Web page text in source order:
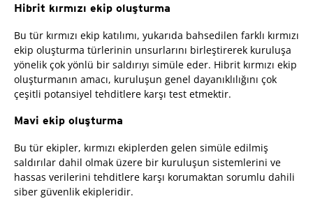
Hibrit kırmızı ekip oluşturma
Bu tür kırmızı ekip katılımı, yukarıda bahsedilen farklı kırmızı
ekip oluşturma türlerinin unsurlarını birleştirerek kuruluşa
yönelik çok yönlü bir saldırıyı simüle eder. Hibrit kırmızı ekip
oluşturmanın amacı, kuruluşun genel dayanıklılığını çok
çeşitli potansiyel tehditlere karşı test etmektir.
Mavi ekip oluşturma
Bu tür ekipler, kırmızı ekiplerden gelen simüle edilmiş
saldırılar dahil olmak üzere bir kuruluşun sistemlerini ve
hassas verilerini tehditlere karşı korumaktan sorumlu dahili
siber güvenlik ekipleridir.